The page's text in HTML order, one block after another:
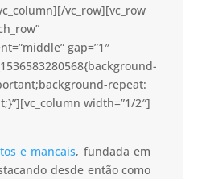
vc_row][vc_row
gap=”1″
repeat:
width=”1/2″]
e mancais, fundada em
desde então como